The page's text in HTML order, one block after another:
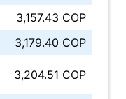
3,157.43 COP
3,179.40 COP
3,204.51 COP